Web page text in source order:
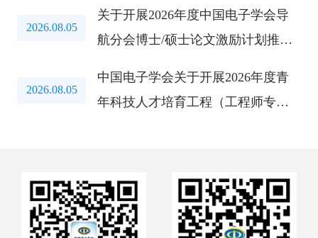
2026.08.05
关于开展2026年度中国电子学会导
航分会博士/硕士论文激励计划推荐
2026.08.05
中国电子学会关于开展2026年度青
年科技人才培育工程（工程师专